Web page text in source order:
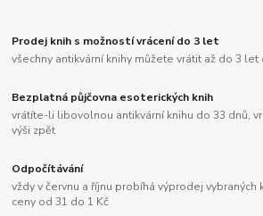
Prodej knih s možností vrácení do 3 let
všechny antikvární knihy můžete vrátit až do 3
Bezplatná půjčovna esoterických knih
vrátíte-li libovolnou antikvární knihu do 33 dnů,
výši zpět
Odpočítávání
vždy v červnu a říjnu probíhá výprodej vybraných
ceny od 31 do 1 Kč